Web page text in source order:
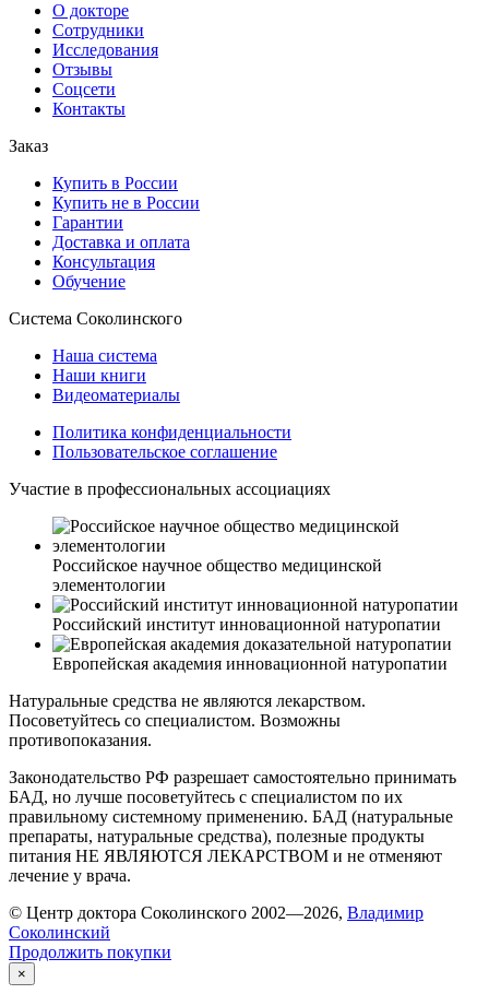
О докторе
Сотрудники
Исследования
Отзывы
Соцсети
Контакты
Заказ
Купить в России
Купить не в России
Гарантии
Доставка и оплата
Консультация
Обучение
Система Соколинского
Наша система
Наши книги
Видеоматериалы
Политика конфиденциальности
Пользовательское соглашение
Участие в профессиональных ассоциациях
Российское научное общество медицинской
элементологии
Российский институт инновационной натуропатии
Европейская академия инновационной натуропатии
Натуральные средства не являются лекарством.
Посоветуйтесь со специалистом. Возможны
противопоказания.
Законодательство РФ разрешает самостоятельно принимать
БАД, но лучше посоветуйтесь с специалистом по их
правильному системному применению. БАД (натуральные
препараты, натуральные средства), полезные продукты
питания НЕ ЯВЛЯЮТСЯ ЛЕКАРСТВОМ и не отменяют
лечение у врача.
© Центр доктора Соколинского 2002—2026, Владимир
Соколинский
Продолжить покупки
×